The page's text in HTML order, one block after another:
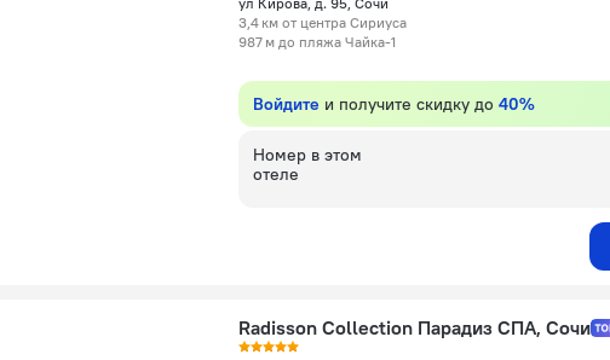
3,4 км от центра Сириуса
987 м до пляжа Чайка-1
Войдите и получите скидку до 40%
Номер в этом
отеле
Radisson Collection Парадиз СПА, Сочи